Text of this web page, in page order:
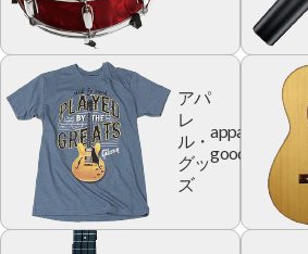
アパ
レ
ル・
グッ
ズ
apparel
goods